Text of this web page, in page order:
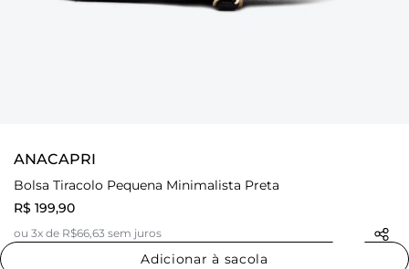
ANACAPRI
Bolsa Tiracolo Pequena Minimalista Preta
R$ 199,90
ou 3x de R$66,63 sem juros
Adicionar à sacola